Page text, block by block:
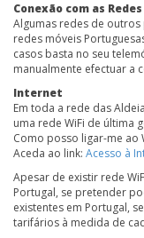
Conexão com as
Algumas redes de
redes móveis
casos basta no seu
manualmente efectuar a
Internet
Em toda a rede das
uma rede WiFi de última
Como posso ligar-me ao
Aceda ao link: Acesso à
Apesar de existir rede
Portugal, se pretender
existentes em Portugal,
tarifários à medida de